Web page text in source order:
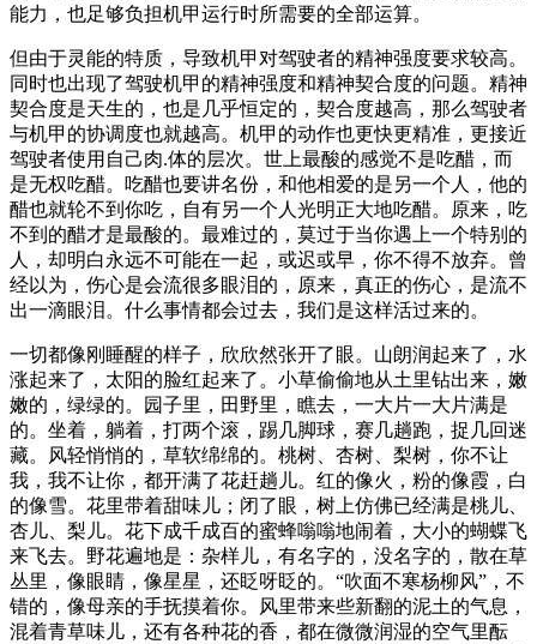
能力，也足够负担机甲运行时所需要的全部运算。
但由于灵能的特质，导致机甲对驾驶者的精神强度要求较高。
同时也出现了驾驶机甲的精神强度和精神契合度的问题。精神
契合度是天生的，也是几乎恒定的，契合度越高，那么驾驶者
与机甲的协调度也就越高。机甲的动作也更快更精准，更接近
驾驶者使用自己肉.体的层次。世上最酸的感觉不是吃醋，而
是无权吃醋。吃醋也要讲名份，和他相爱的是另一个人，他的
醋也就轮不到你吃，自有另一个人光明正大地吃醋。原来，吃
不到的醋才是最酸的。最难过的，莫过于当你遇上一个特别的
人，却明白永远不可能在一起，或迟或早，你不得不放弃。曾
经以为，伤心是会流很多眼泪的，原来，真正的伤心，是流不
出一滴眼泪。什么事情都会过去，我们是这样活过来的。
一切都像刚睡醒的样子，欣欣然张开了眼。山朗润起来了，水
涨起来了，太阳的脸红起来了。小草偷偷地从土里钻出来，嫩
嫩的，绿绿的。园子里，田野里，瞧去，一大片一大片满是
的。坐着，躺着，打两个滚，踢几脚球，赛几趟跑，捉几回迷
藏。风轻悄悄的，草软绵绵的。桃树、杏树、梨树，你不让
我，我不让你，都开满了花赶趟儿。红的像火，粉的像霞，白
的像雪。花里带着甜味儿；闭了眼，树上仿佛已经满是桃儿、
杏儿、梨儿。花下成千成百的蜜蜂嗡嗡地闹着，大小的蝴蝶飞
来飞去。野花遍地是：杂样儿，有名字的，没名字的，散在草
丛里，像眼睛，像星星，还眨呀眨的。“吹面不寒杨柳风”，不
错的，像母亲的手抚摸着你。风里带来些新翻的泥土的气息，
混着青草味儿，还有各种花的香，都在微微润湿的空气里酝